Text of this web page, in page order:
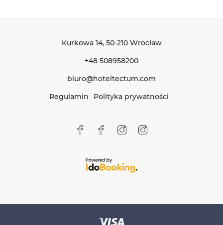
Kurkowa 14, 50-210 Wrocław
+48 508958200
biuro@hoteltectum.com
Regulamin
Polityka prywatności